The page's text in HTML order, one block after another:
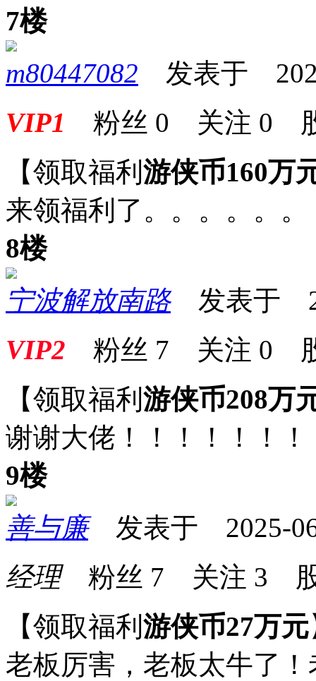
7楼
m80447082 发表于
VIP1 粉丝 0 关注 0
【领取福利 游侠币160万
来领福利了。。。。。。
8楼
宁波解放南路发表于
VIP2 粉丝 7 关注 0
【领取福利 游侠币208万
谢谢大佬！！！！！！！
9楼
善与廉发表于 2025-
经理粉丝 7 关注 3
【领取福利 游侠币27万元
老板厉害，老板太牛了